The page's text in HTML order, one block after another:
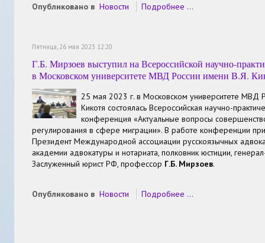
Опубликовано в Новости Подробнее ...
Пятница, 26 мая 2023 12:20
Г.Б. Мирзоев выступил на Всероссийской научно-
в Московском университете МВД России имени В.Я.
25 мая 2023 г. в Московском университете МВД
Кикотя состоялась Всероссийская научно-
конференция «Актуальные вопросы
реryлирования в сфере миграции». В работе конференции
Президент Международной ассоциации русскоязычных
академии адвокатуры и нотариата, полковник юстиции,
Заслуженный юрист РФ, профессор Г.Б. Мирзоев.
Опубликовано в Новости Подробнее ...